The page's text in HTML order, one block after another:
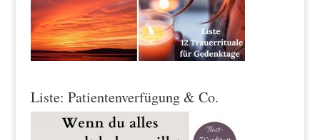
Liste: Patientenverfügung & Co.